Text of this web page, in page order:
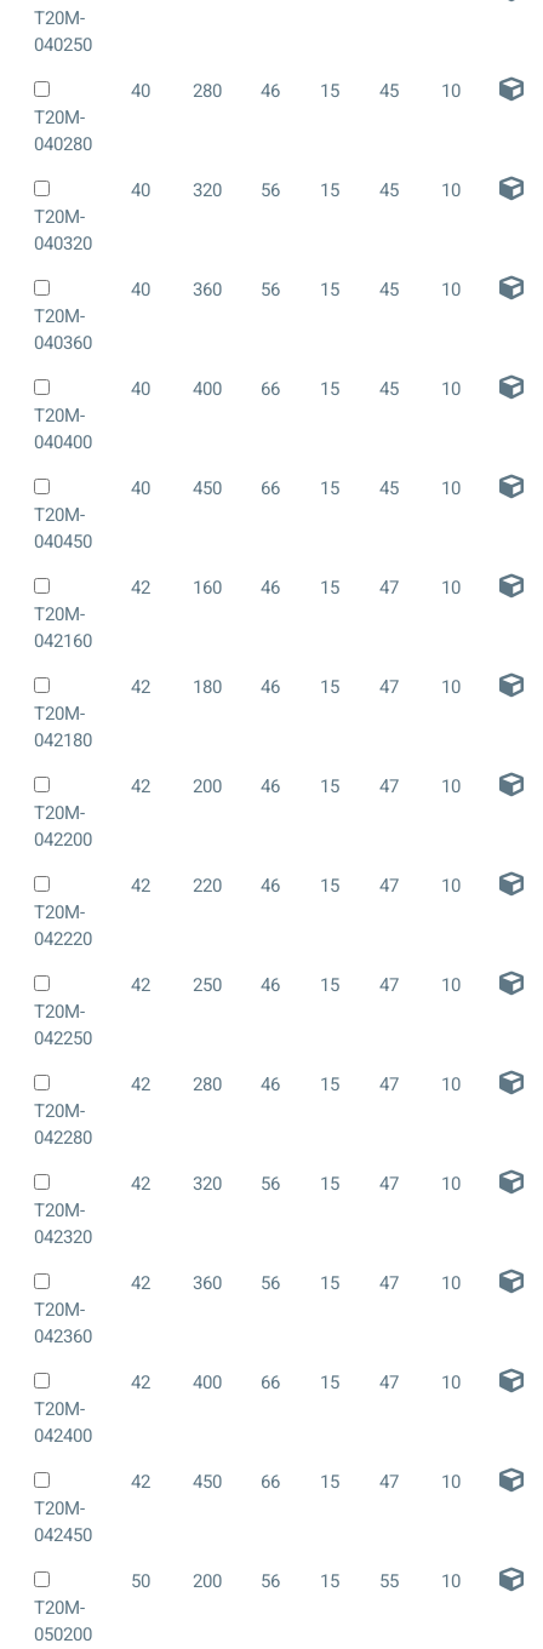
T20M-
040250
T20M-
040280
40 280 46 15 45 10
T20M-
040320
40 320 56 15 45 10
T20M-
040360
40 360 56 15 45 10
T20M-
040400
40 400 66 15 45 10
T20M-
040450
40 450 66 15 45 10
T20M-
042160
42 160 46 15 47 10
T20M-
042180
42 180 46 15 47 10
T20M-
042200
42 200 46 15 47 10
T20M-
042220
42 220 46 15 47 10
T20M-
042250
42 250 46 15 47 10
T20M-
042280
42 280 46 15 47 10
T20M-
042320
42 320 56 15 47 10
T20M-
042360
42 360 56 15 47 10
T20M-
042400
42 400 66 15 47 10
T20M-
042450
42 450 66 15 47 10
T20M-
050200
50 200 56 15 55 10